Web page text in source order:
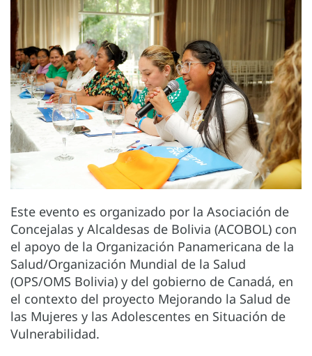
Este evento es organizado por la Asociación de
Concejalas y Alcaldesas de Bolivia (ACOBOL) con
el apoyo de la Organización Panamericana de la
Salud/Organización Mundial de la Salud
(OPS/OMS Bolivia) y del gobierno de Canadá, en
el contexto del proyecto Mejorando la Salud de
las Mujeres y las Adolescentes en Situación de
Vulnerabilidad.